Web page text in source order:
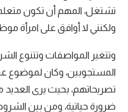
تشتغل، المهم أن تكون متعلمة
ولكنني لا أوافق على امرأة
وتتغير المواصفات وتتنوع
المستجوبين، وكان لموضوع
تصريحاتهم، بحيث يرى
ضرورة حياتية، ومن بين